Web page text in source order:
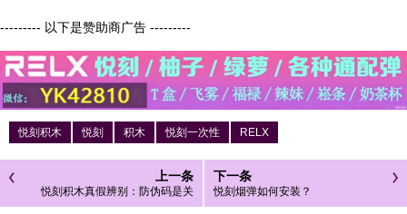
--------- 以下是赞助商广告 ---------
悦刻积木 悦刻 积木 悦刻一次性 RELX
上一条
悦刻积木真假辨别：防伪码是关
键，三个小细节对比
下一条
悦刻烟弹如何安装？